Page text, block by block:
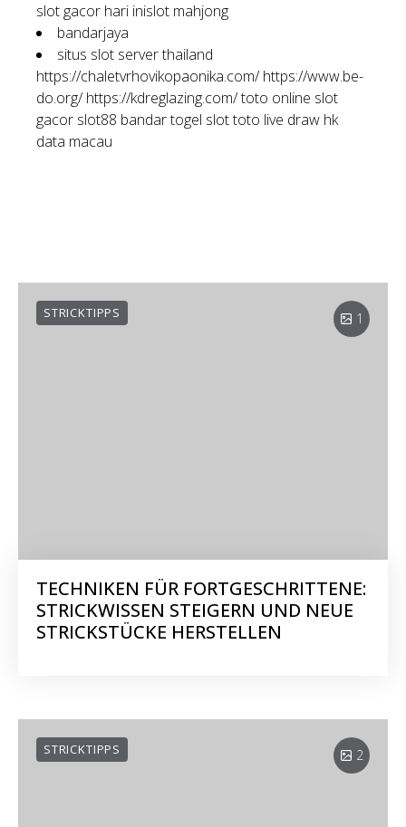
slot gacor hari inislot mahjong
bandarjaya
situs slot server thailand
https://chaletvrhovikopaonika.com/ https://www.be-
do.org/ https://kdreglazing.com/toto online slot
gacor slot88 bandar togel slot toto live draw hk
data macau
1
STRICKTIPPS
TECHNIKEN FÜR FORTGESCHRITTENE:
STRICKWISSEN STEIGERN UND NEUE
STRICKSTÜCKE HERSTELLEN
2
STRICKTIPPS